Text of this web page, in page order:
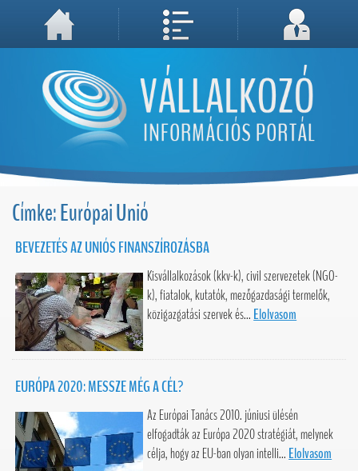
A weboldal használatával Ön elfogadja, hogy Cookie-kat (sütiket) tároljunk számítógépén. A sütik a weboldal megfelelő működéséhez
Megértettem, folytatás...
Címke: Európai Unió
BEVEZETÉS AZ UNIÓS FINANSZÍROZÁSBA
Kisvállalkozások (kkv-k), civil szervezetek (NGO-
k), fiatalok, kutatók, mezőgazdasági termelők,
közigazgatási szervek és... Elolvasom
EURÓPA 2020: MESSZE MÉG A CÉL?
Az Európai Tanács 2010. júniusi ülésén
elfogadták az Európa 2020 stratégiát, melynek
célja, hogy az EU-ban olyan intelli... Elolvasom